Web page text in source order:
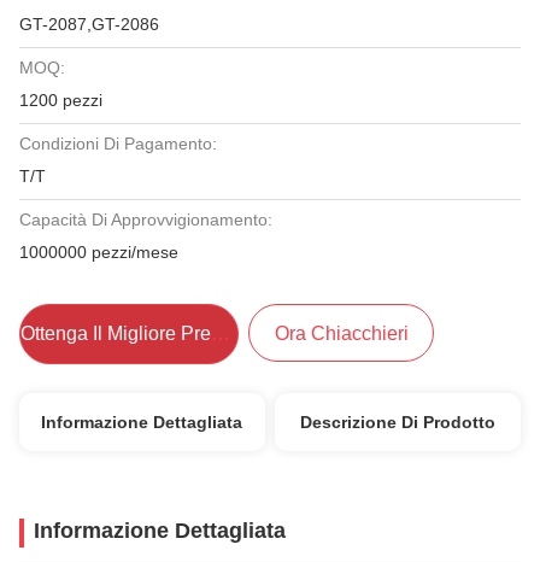
GT-2087,GT-2086
MOQ:
1200 pezzi
Condizioni Di Pagamento:
T/T
Capacità Di Approvvigionamento:
1000000 pezzi/mese
Ottenga Il Migliore Prezzo Ora Chiacchieri
Informazione Dettagliata Descrizione Di Prodotto
Informazione Dettagliata